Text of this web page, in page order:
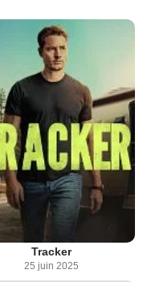
Tracker
25 juin 2025